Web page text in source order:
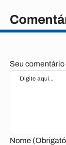
Seu
Nome